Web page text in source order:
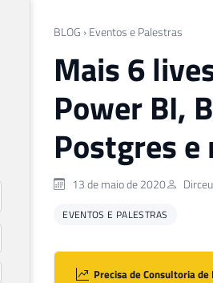
BLOG › Eventos e Palestras
Mais 6
Power BI,
Postgres
13 de maio de 2020
EVENTOS E PALESTRAS
Precisa de Consultoria de